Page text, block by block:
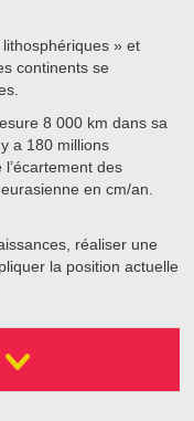
» et
continents se
8 000 km dans sa
a 180 millions
des
en cm/an.
réaliser une
la position actuelle